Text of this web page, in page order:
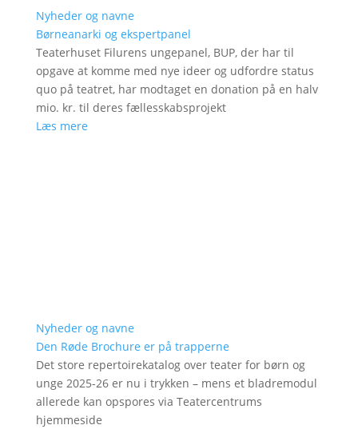
Nyheder og navne
Børneanarki og ekspertpanel
Teaterhuset Filurens ungepanel, BUP, der har til
opgave at komme med nye ideer og udfordre status
quo på teatret, har modtaget en donation på en halv
mio. kr. til deres fællesskabsprojekt
Læs mere
Nyheder og navne
Den Røde Brochure er på trapperne
Det store repertoirekatalog over teater for børn og
unge 2025-26 er nu i trykken – mens et bladremodul
allerede kan opspores via Teatercentrums
hjemmeside